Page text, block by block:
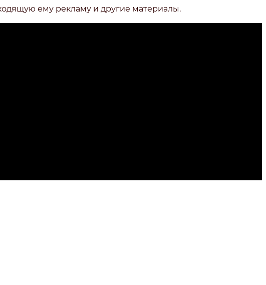
ему рекламу и другие материалы.